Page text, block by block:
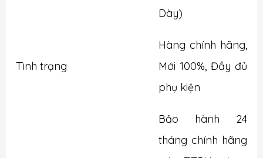
Dày)
Tình trạng
Hàng chính hãng,
Mới 100%, Đầy đủ
phụ kiện
Bảo hành 24
tháng chính hãng